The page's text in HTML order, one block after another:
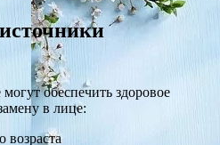
обеспечить здоровое
в лице:
возраста